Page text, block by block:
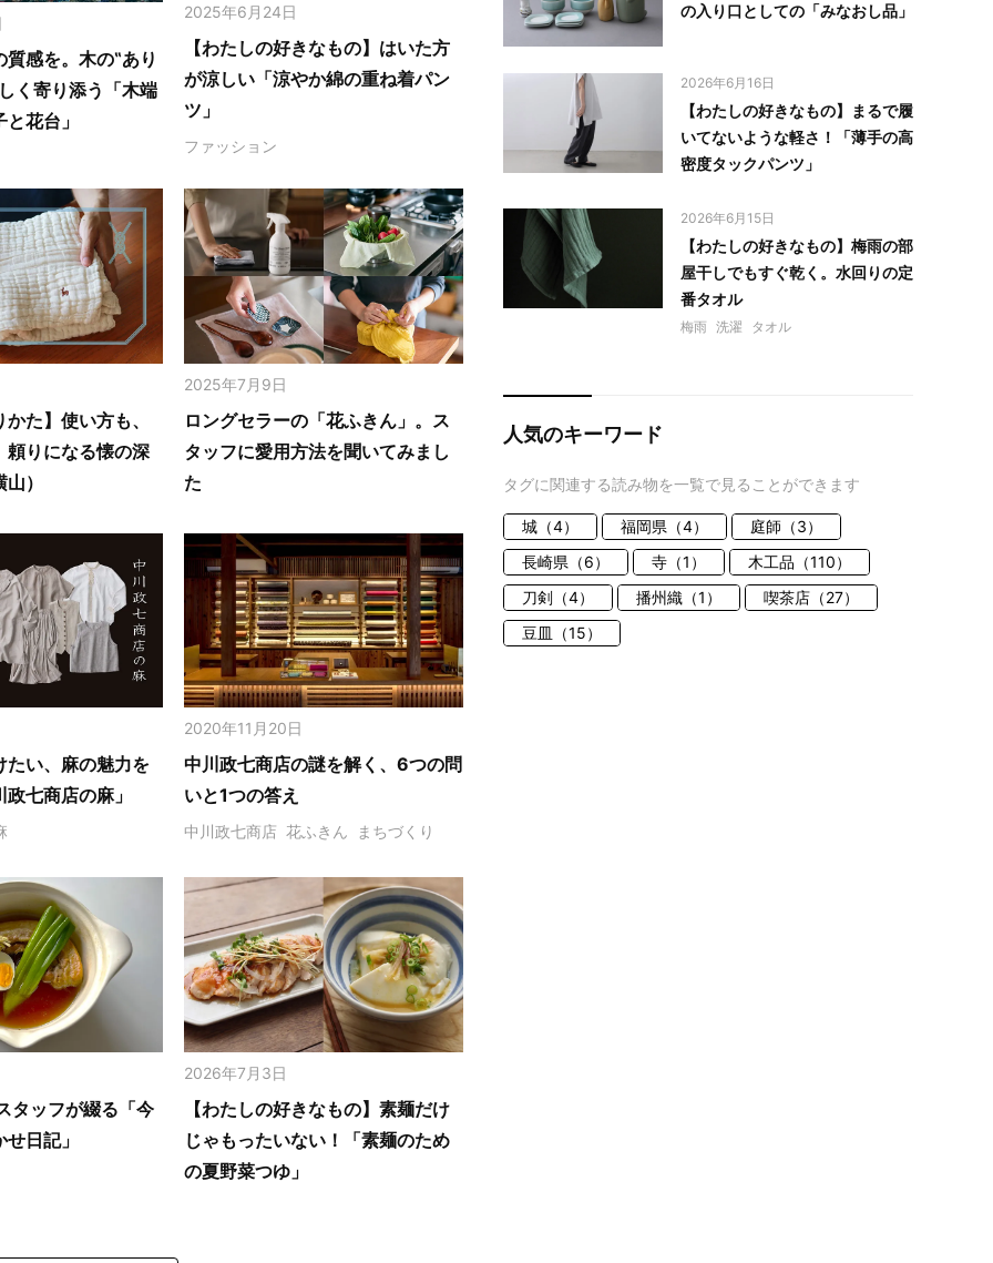
感を。木の‟あり
く寄り添う「木端
花台」
2025年6月24日
【わたしの好きなもの】はいた方
が涼しい「涼やか綿の重ね着パン
ツ」
ファッション
た】使い方も、
頼りになる懐の深
）
2025年7月9日
ロングセラーの「花ふきん」。ス
タッフに愛用方法を聞いてみまし
た
たい、麻の魅力を
七商店の麻」
2020年11月20日
中川政七商店の謎を解く、6つの問
いと1つの答え
中川政七商店 花ふきん まちづくり
タッフが綴る「今
日記」
2026年7月3日
【わたしの好きなもの】素麺だけ
じゃもったいない！「素麺のため
の夏野菜つゆ」
の入り口としての「みなおし品」
2026年6月16日
【わたしの好きなもの】まるで履
いてないような軽さ！「薄手の高
密度タックパンツ」
2026年6月15日
【わたしの好きなもの】梅雨の部
屋干しでもすぐ乾く。水回りの定
番タオル
梅雨 洗濯 タオル
人気のキーワード
タグに関連する読み物を一覧で見ることができます
城（4） 福岡県（4）
庭師（3）
長崎県（6）
寺（1）
木工品（110）
刀剣（4）
播州織（1）
喫茶店（27）
豆皿（15）